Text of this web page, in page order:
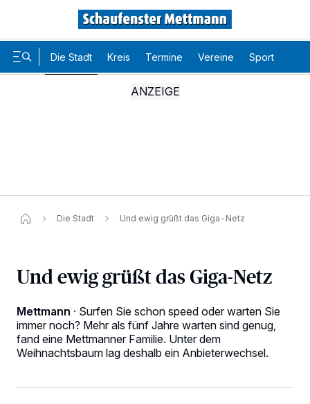
Die Stadt Kreis Termine Vereine Sport
Die Stadt Und ewig grüßt das Giga-Netz
Und ewig grüßt das Giga-Netz
Mettmann · Surfen Sie schon speed oder warten Sie
immer noch? Mehr als fünf Jahre warten sind genug,
fand eine Mettmanner Familie. Unter dem
Weihnachtsbaum lag deshalb ein Anbieterwechsel.